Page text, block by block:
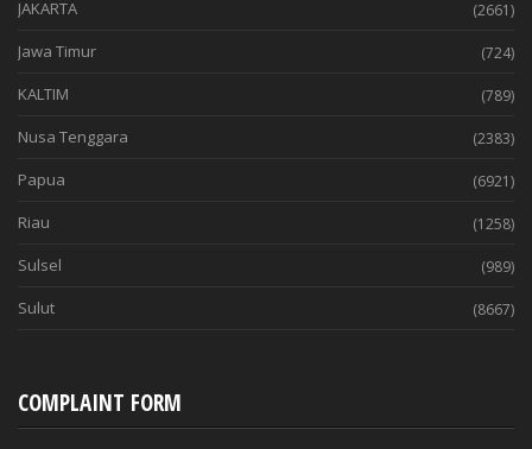
JAKARTA (2661)
Jawa Timur (724)
KALTIM (789)
Nusa Tenggara (2383)
Papua (6921)
Riau (1258)
Sulsel (989)
Sulut (8667)
COMPLAINT FORM